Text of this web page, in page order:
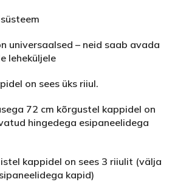
universaalsed – neid saab avada
leheküljele
on sees üks riiul.
72 cm kõrgustel kappidel on
hingedega esipaneelidega
kappidel on sees 3 riiulit (välja
kapid)